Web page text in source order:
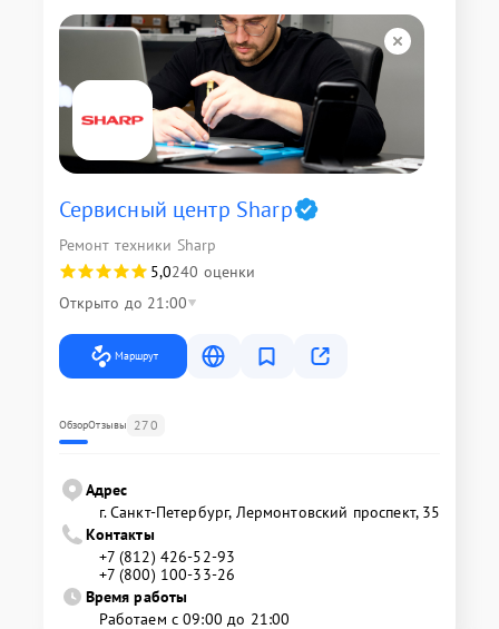
Сервисный центр Sharp
Ремонт техники Sharp
5,0240 оценки
Открыто до 21:00
Маршрут
ОбзорОтзывы 270
Адрес
г. Санкт-Петербург, Лермонтовский проспект, 35
Контакты
+7 (812) 426-52-93
+7 (800) 100-33-26
Время работы
Работаем с 09:00 до 21:00